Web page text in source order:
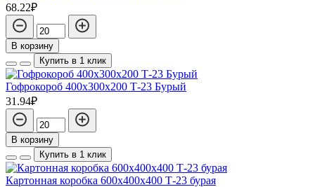
68.22₽
В корзину
Купить в 1 клик
Гофрокороб 400х300х200 Т-23 Бурый
31.94₽
В корзину
Купить в 1 клик
Картонная коробка 600х400х400 Т-23 бурая